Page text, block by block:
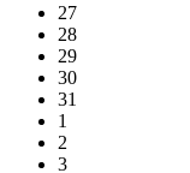
27
28
29
30
31
1
2
3